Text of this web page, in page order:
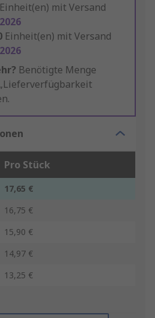
Einheit(en) mit Versand
Einheit(en) mit Versand
Benötigte Menge
Pro Stück
17,65 €
16,75 €
15,90 €
14,97 €
13,25 €